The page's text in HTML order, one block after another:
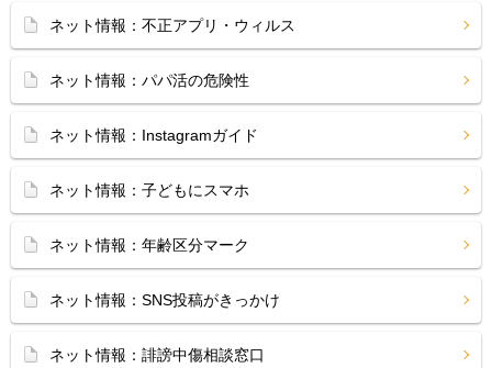
ネット情報：不正アプリ・ウィルス
ネット情報：パパ活の危険性
ネット情報：Instagramガイド
ネット情報：子どもにスマホ
ネット情報：年齢区分マーク
ネット情報：SNS投稿がきっかけ
ネット情報：誹謗中傷相談窓口